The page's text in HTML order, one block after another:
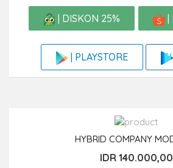
| DISKON 25% |
| PLAYSTORE
HYBRID COMPANY
IDR 140.000,00